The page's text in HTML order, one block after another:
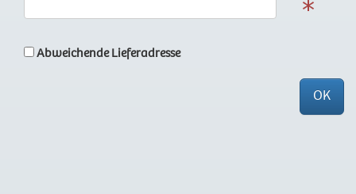
Abweichende Lieferadresse
OK